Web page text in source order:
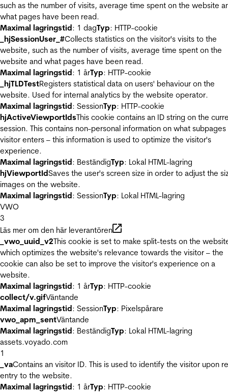
such as the number of visits, average time spent on the website
what pages have been read.
Maximal lagringstid: 1 dagTyp: HTTP-cookie
_hjSessionUser_#Collects statistics on the visitor's visits to the
website, such as the number of visits, average time spent on the
website and what pages have been read.
Maximal lagringstid: 1 årTyp: HTTP-cookie
_hjTLDTestRegisters statistical data on users' behaviour on the
website. Used for internal analytics by the website operator.
Maximal lagringstid: SessionTyp: HTTP-cookie
hjActiveViewportIdsThis cookie contains an ID string on the
session. This contains non-personal information on what
visitor enters – this information is used to optimize the visitor's
experience.
Maximal lagringstid: BeständigTyp: Lokal HTML-lagring
hjViewportIdSaves the user's screen size in order to adjust the
images on the website.
Maximal lagringstid: SessionTyp: Lokal HTML-lagring
VWO
3
Läs mer om den här leverantören
_vwo_uuid_v2This cookie is set to make split-tests on the
which optimizes the website's relevance towards the visitor – the
cookie can also be set to improve the visitor's experience on a
website.
Maximal lagringstid: 1 årTyp: HTTP-cookie
collect/v.gifVäntande
Maximal lagringstid: SessionTyp: Pixelspårare
vwo_apm_sentVäntande
Maximal lagringstid: BeständigTyp: Lokal HTML-lagring
assets.voyado.com
1
_vaContains an visitor ID. This is used to identify the visitor upon
entry to the website.
Maximal lagringstid: 1 årTyp: HTTP-cookie